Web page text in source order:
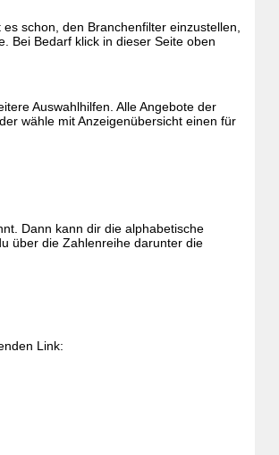
schon, den Branchenfilter einzustellen,
Bei Bedarf klick in dieser Seite oben
Auswahlhilfen. Alle Angebote der
wähle mit Anzeigenübersicht einen für
Dann kann dir die alphabetische
über die Zahlenreihe darunter die
Link: